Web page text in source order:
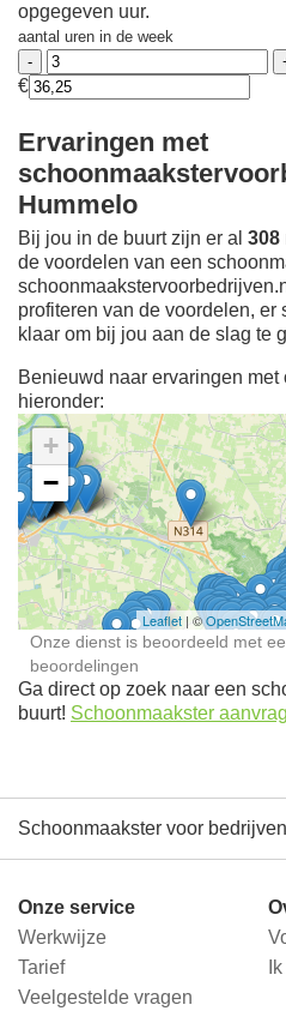
opgegeven uur.
aantal uren in de week
€
Ervaringen met
Hummelo
Bij jou in de buurt zijn er al 308
de voordelen van een
profiteren van de voordelen, er
klaar om bij jou aan de slag te
Benieuwd naar ervaringen
hieronder:
Ontdek meer
jou in de buurt
+
−
Leaflet | ©
Onze dienst is beoordeeld met
beoordelingen
Ga direct op zoek naar een
buurt! Schoonmaakster
Schoonmaakster voor bedrijven
Onze service
Werkwijze
Tarief
Veelgestelde vragen